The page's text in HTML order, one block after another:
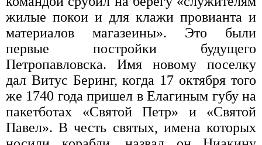
жилые покои и для клажи провианта и
материалов магазеины». Это были
первые постройки будущего
Петропавловска. Имя новому поселку
дал Витус Беринг, когда 17 октября того
же 1740 года пришел в Елагиным губу на
пакетботах «Святой Петр» и «Святой
Павел». В честь святых, имена которых